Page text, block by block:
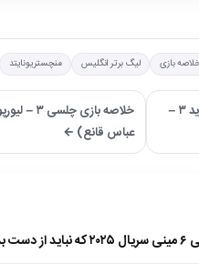
بازی لیگ برتر انگلیس منچستریونایتد
→ خلاصه بازی رئال مادرید ۳ –
عباس قانع) ←
بدهید!